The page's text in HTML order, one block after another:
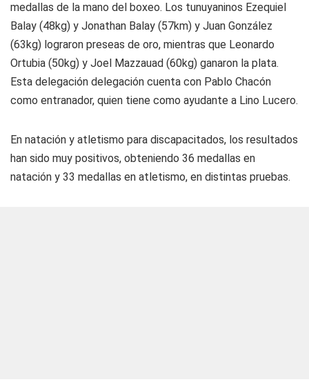
medallas de la mano del boxeo. Los tunuyaninos Ezequiel
Balay (48kg) y Jonathan Balay (57km) y Juan González
(63kg) lograron preseas de oro, mientras que Leonardo
Ortubia (50kg) y Joel Mazzauad (60kg) ganaron la plata.
Esta delegación delegación cuenta con Pablo Chacón
como entranador, quien tiene como ayudante a Lino Lucero.
En natación y atletismo para discapacitados, los resultados
han sido muy positivos, obteniendo 36 medallas en
natación y 33 medallas en atletismo, en distintas pruebas.